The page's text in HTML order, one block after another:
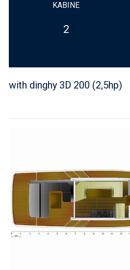
KABINE
2
with dinghy 3D 200 (2,5hp)